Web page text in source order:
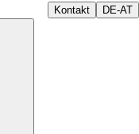
Kontakt DE-AT